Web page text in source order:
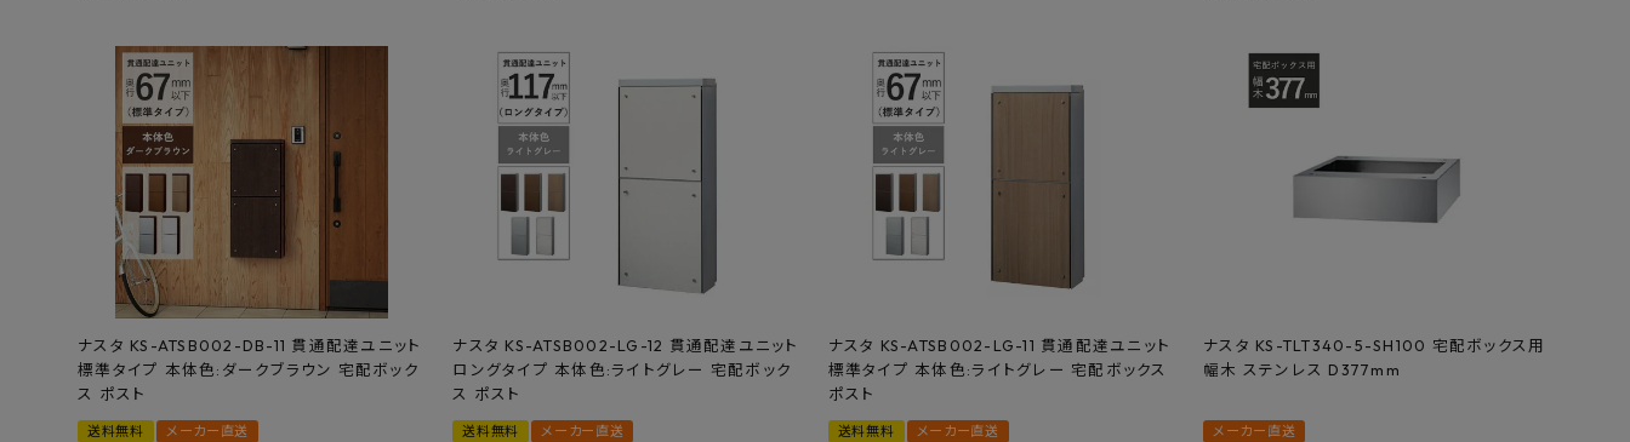
ナスタ KS-ATSB002-DB-11 貫通配達ユニット
標準タイプ 本体色:ダークブラウン 宅配ボック
ス ポスト
送料無料 メーカー直送
ナスタ KS-ATSB002-LG-12 貫通配達ユニット
ロングタイプ 本体色:ライトグレー 宅配ボック
ス ポスト
送料無料 メーカー直送
ナスタ KS-ATSB002-LG-11 貫通配達ユニット
標準タイプ 本体色:ライトグレー 宅配ボックス
ポスト
送料無料 メーカー直送
ナスタ KS-TLT340-5-SH100 宅配ボックス用
幅木 ステンレス D377mm
メーカー直送